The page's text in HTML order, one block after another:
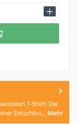
T-Shirt! Die
Entschlos… Mehr